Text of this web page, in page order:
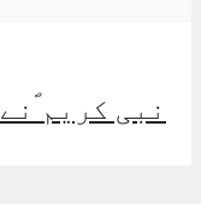
نبی کریم